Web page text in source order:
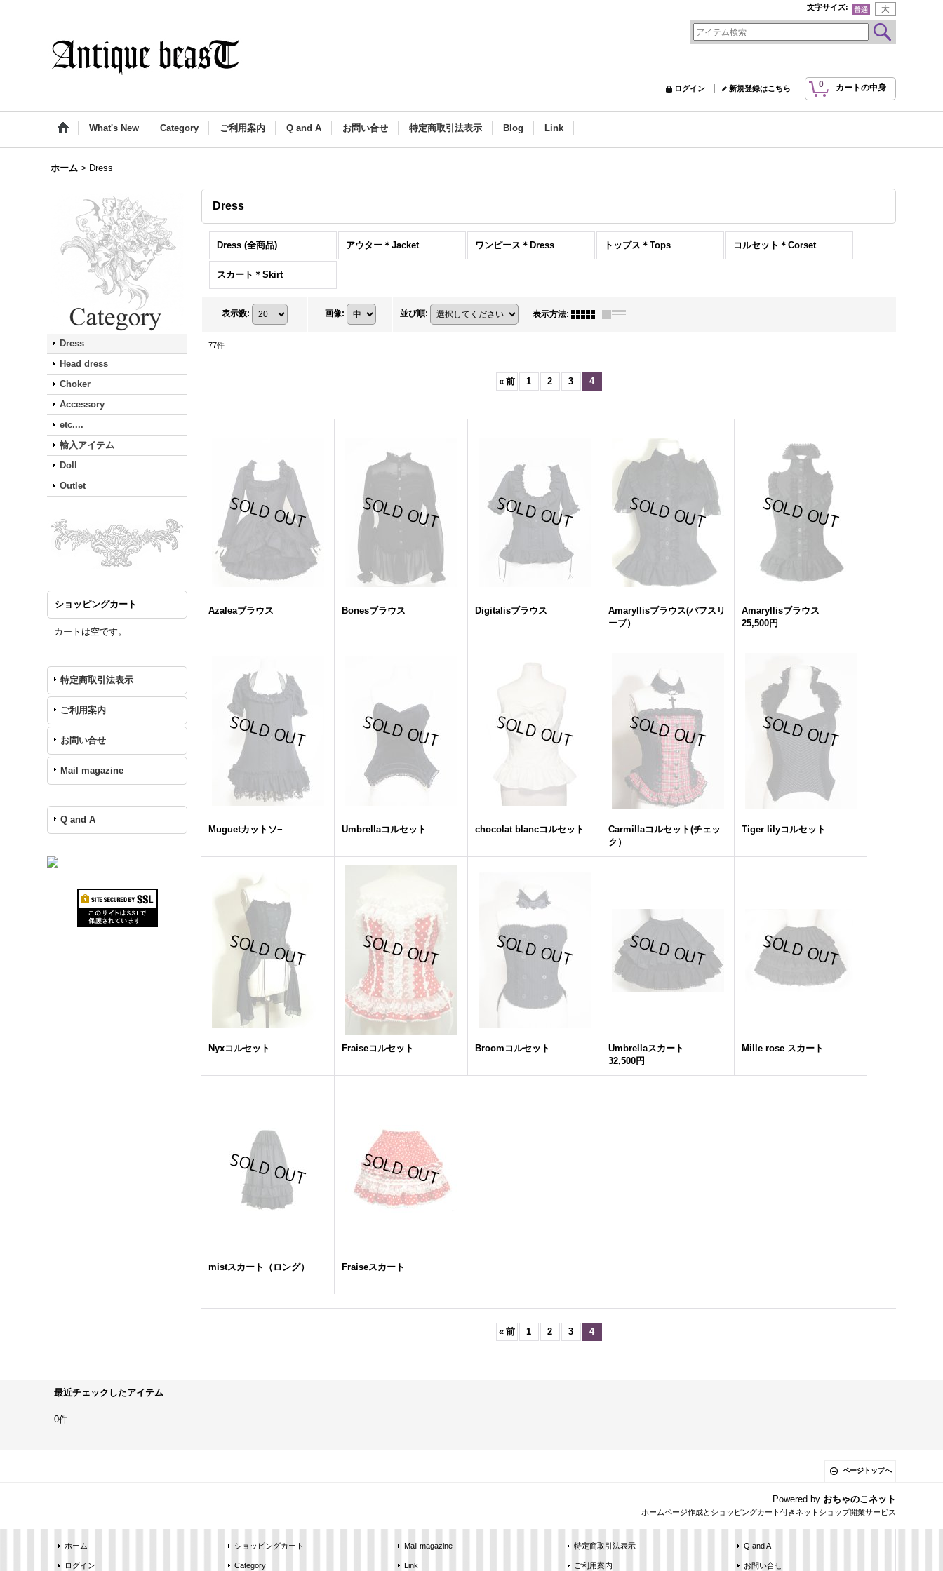
文字サイズ:
0 カートの中身
ログイン 新規登録はこちら
What's New Category ご利用案内 Q and A お問い合せ 特定商取引法表示 Blog Link
ホーム > Dress
Dress
Head dress
Choker
Accessory
etc....
輸入アイテム
Doll
Outlet
ショッピングカート
カートは空です。
特定商取引法表示
ご利用案内
お問い合せ
Mail magazine
Q and A
Dress
Dress (全商品) アウター＊Jacket ワンピース＊Dress トップス＊Tops コルセット＊Corset
スカート＊Skirt
表示数: 画像: 並び順: 表示方法:
77件
« 前 1 2 3 4
Azaleaブラウス Bonesブラウス Digitalisブラウス
Amaryllisブラウス(パフスリ
ーブ）
Amaryllisブラウス
25,500円
Muguetカットソ− Umbrellaコルセット chocolat blancコルセット
Carmillaコルセット(チェッ
ク）
Tiger lilyコルセット
Nyxコルセット Fraiseコルセット Broomコルセット
Umbrellaスカート
32,500円
Mille rose スカート
mistスカート（ロング） Fraiseスカート
« 前 1 2 3 4
最近チェックしたアイテム
0件
ページトップへ
Powered by おちゃのこネット
ホームページ作成とショッピングカート付きネットショップ開業サービス
ホーム
ログイン
ショッピングカート
Category
Mail magazine
Link
特定商取引法表示
ご利用案内
Q and A
お問い合せ